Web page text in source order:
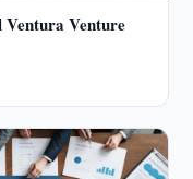
Ventura Venture